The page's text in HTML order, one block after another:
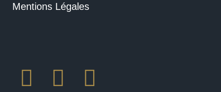
Mentions Légales